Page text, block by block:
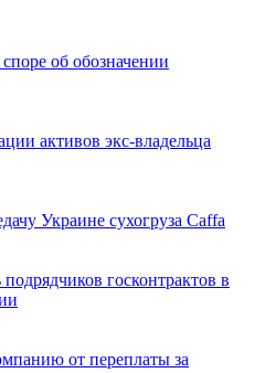
об обозначении
активов экс-владельца
Украине сухогруза Caffa
госконтрактов в
от переплаты за